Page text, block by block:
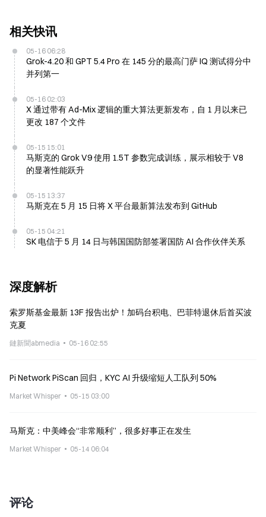
相关快讯
05-16 06:28
Grok-4.20 和 GPT 5.4 Pro 在 145 分的最高门萨 IQ 测试得分中
并列第一
05-16 02:03
X 通过带有 Ad-Mix 逻辑的重大算法更新发布，自 1 月以来已
更改 187 个文件
05-15 15:01
马斯克的 Grok V9 使用 1.5T 参数完成训练，展示相较于 V8
的显著性能跃升
05-15 13:37
马斯克在 5 月 15 日将 X 平台最新算法发布到 GitHub
05-15 04:21
SK 电信于 5 月 14 日与韩国国防部签署国防 AI 合作伙伴关系
深度解析
索罗斯基金最新 13F 报告出炉！加码台积电、巴菲特退休后首买波
克夏
鏈新聞abmedia 05-16 02:55
Pi Network PiScan 回归，KYC AI 升级缩短人工队列 50%
Market Whisper 05-15 03:00
马斯克：中美峰会“非常顺利”，很多好事正在发生
Market Whisper 05-14 06:04
评论